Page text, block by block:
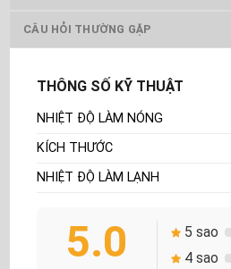
CÂU HỎI THƯỜNG GẶP
THÔNG SỐ KỸ THUẬT
NHIỆT ĐỘ LÀM NÓNG
KÍCH THƯỚC
NHIỆT ĐỘ LÀM LẠNH
5.0 5 sao
4 sao